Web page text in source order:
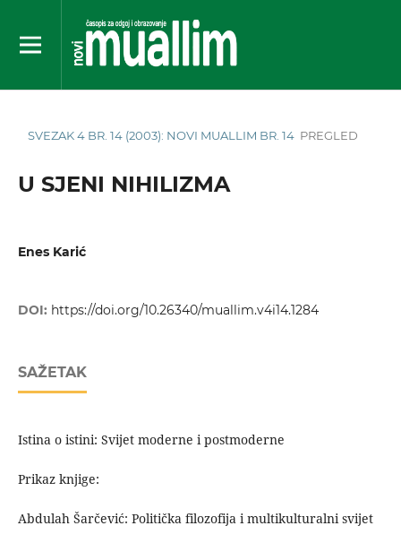
SVEZAK 4 BR. 14 (2003): NOVI MUALLIM BR. 14 PREGLED
U SJENI NIHILIZMA
Enes Karić
DOI: https://doi.org/10.26340/muallim.v4i14.1284
SAŽETAK
Istina o istini: Svijet moderne i postmoderne
Prikaz knjige:
Abdulah Šarčević: Politička filozofija i multikulturalni svijet